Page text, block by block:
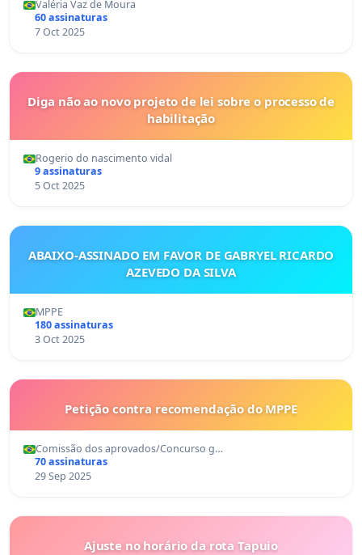
Valéria Vaz de Moura
60 assinaturas
7 Oct 2025
Diga não ao novo projeto de lei sobre o processo de
habilitação
Rogerio do nascimento vidal
9 assinaturas
5 Oct 2025
ABAIXO-ASSINADO EM FAVOR DE GABRYEL RICARDO
AZEVEDO DA SILVA
MPPE
180 assinaturas
3 Oct 2025
Petição contra recomendação do MPPE
Comissão dos aprovados/Concurso g…
70 assinaturas
29 Sep 2025
Ajuste no horário da rota Tapuio